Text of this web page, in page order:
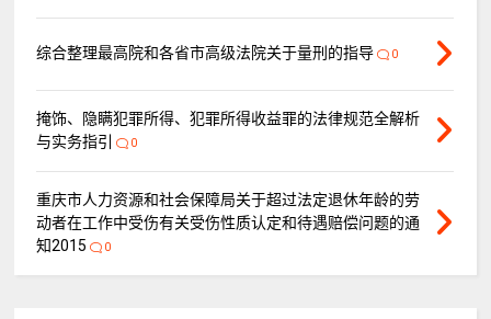
综合整理最高院和各省市高级法院关于量刑的指导 0
掩饰、隐瞒犯罪所得、犯罪所得收益罪的法律规范全解析
与实务指引
0
重庆市人力资源和社会保障局关于超过法定退休年龄的劳
动者在工作中受伤有关受伤性质认定和待遇赔偿问题的通
知2015
0